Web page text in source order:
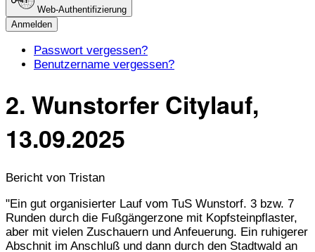
Web-Authentifizierung
Anmelden
Passwort vergessen?
Benutzername vergessen?
2. Wunstorfer Citylauf,
13.09.2025
Bericht von Tristan
"Ein gut organisierter Lauf vom TuS Wunstorf. 3 bzw. 7
Runden durch die Fußgängerzone mit Kopfsteinpflaster,
aber mit vielen Zuschauern und Anfeuerung. Ein ruhigerer
Abschnit im Anschluß und dann durch den Stadtwald an